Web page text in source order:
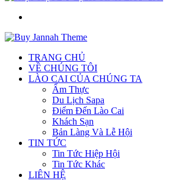
TRANG CHỦ
VỀ CHÚNG TÔI
LÀO CAI CỦA CHÚNG TA
Ẩm Thực
Du Lịch Sapa
Điểm Đến Lào Cai
Khách Sạn
Bản Làng Và Lễ Hội
TIN TỨC
Tin Tức Hiệp Hội
Tin Tức Khác
LIÊN HỆ